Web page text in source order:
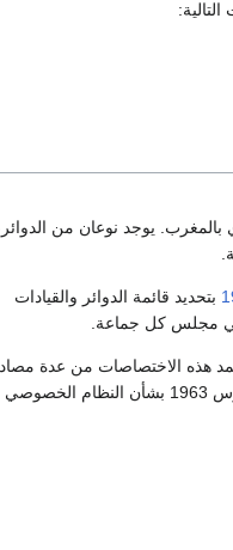
بالمغرب. يوجد نوعان من
بتحديد قائمة الدوائر والقيادات
في مجلس كل جماعة.
هذه الاختصاصات من عدة
قانونية، منها بشكل خاص الظهير الشريف رقم 1.63.038 بتاريخ فاتح مارس 1963 بشأن النظام الخصوصي